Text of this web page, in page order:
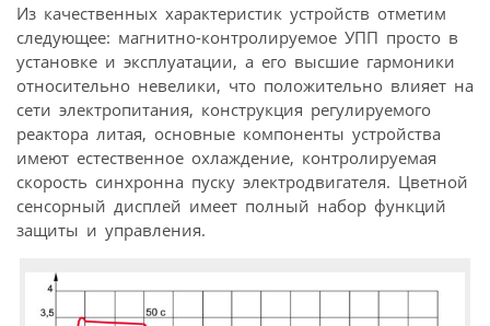
Из качественных характеристик устрой­ств отметим
следующее: магнитно-контроли­руемое УПП просто в
установке и эксплуатации, а его высшие гармоники
относительно невелики, что положительно влияет на
сети электропитания, конструкция регулируемого
реактора литая, основные компоненты устройства
имеют естественное охлаждение, контролируемая
скорость синхронна пуску электродвигателя. Цветной
сенсорный дисплей имеет полный набор функций
защиты и управления.